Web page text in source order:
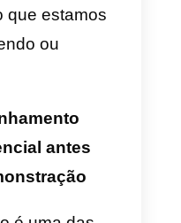
quer apenas
vê o valor do
sendo
você deve
o que
a eles na